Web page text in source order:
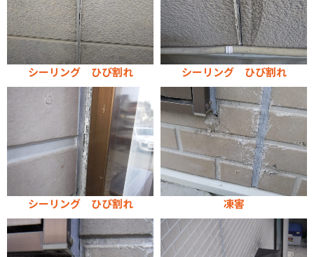
シーリング ひび割れ シーリング ひび割れ
シーリング ひび割れ 凍害